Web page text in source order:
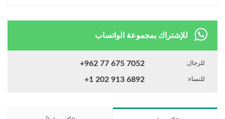
للإشتراك بمجموعة الواتساب
للرجال: +962 77 675 7052
للنساء: +1 202 913 6892